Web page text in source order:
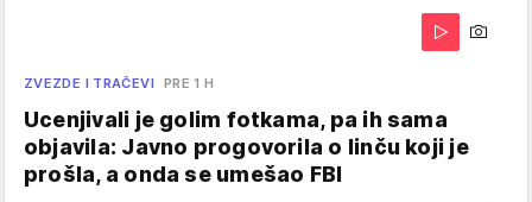
ZVEZDE I TRAČEVI PRE 1 H
Ucenjivali je golim fotkama, pa ih sama
objavila: Javno progovorila o linču koji je
prošla, a onda se umešao FBI